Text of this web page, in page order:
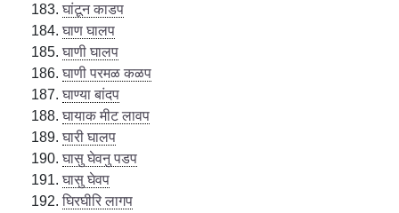
घांटून काडप
घाण घालप
घाणी घालप
घाणी परमळ कळप
घाण्या बांदप
घायाक मीट लावप
घारी घालप
घासु घेवनु पडप
घासु घेवप
घिरघीरि लागप